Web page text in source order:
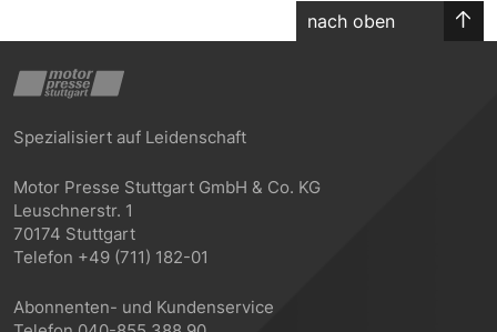
nach oben
Spezialisiert auf Leidenschaft
Motor Presse Stuttgart GmbH & Co. KG
Leuschnerstr. 1
70174 Stuttgart
Telefon +49 (711) 182-01
Abonnenten- und Kundenservice